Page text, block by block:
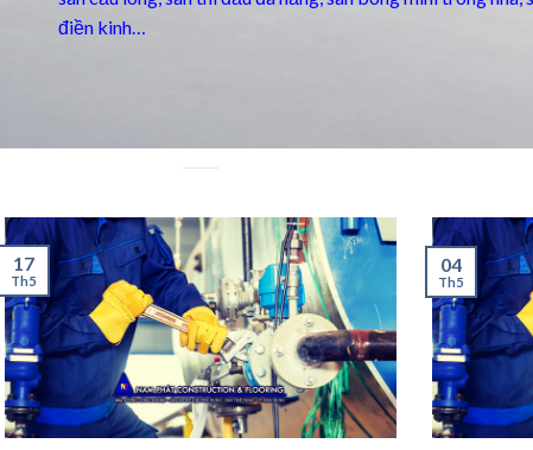
điền kinh…
17
Th5
04
Th5